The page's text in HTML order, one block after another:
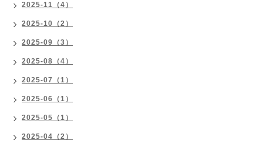
2025-11（4）
2025-10（2）
2025-09（3）
2025-08（4）
2025-07（1）
2025-06（1）
2025-05（1）
2025-04（2）